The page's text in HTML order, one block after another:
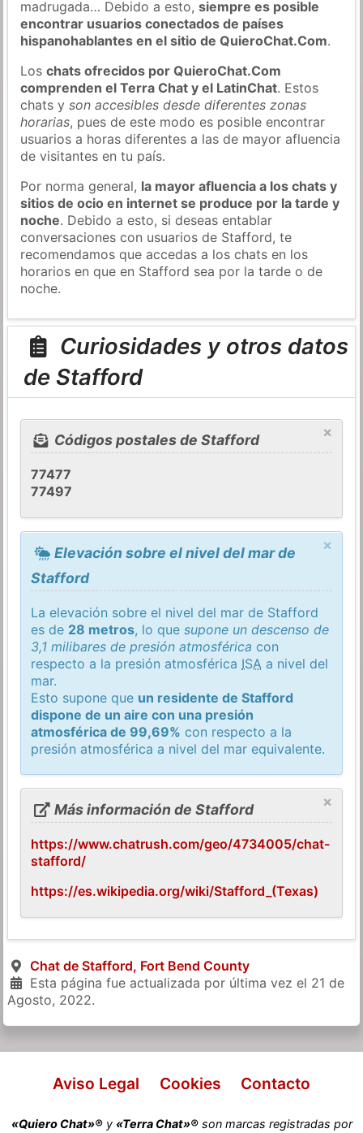
madrugada… Debido a esto,siempre es posible
encontrar usuarios conectados de países
hispanohablantes en el sitio de QuieroChat.Com.
Loschats ofrecidos por QuieroChat.Com
comprenden el Terra Chat y el LatinChat. Estos
chats yson accesibles desde diferentes zonas
horarias, pues de este modo es posible encontrar
usuarios a horas diferentes a las de mayor afluencia
de visitantes en tu país.
Por norma general, la mayor afluencia a los chats y
sitios de ocio en internet se produce por la tarde y
noche. Debido a esto, si deseas entablar
conversaciones con usuarios de Stafford, te
recomendamos que accedas a los chats en los
horarios en que en Stafford sea por la tarde o de
noche.
Curiosidades y otros datos
de Stafford
×
Códigos postales de Stafford
77477
77497
×
Elevación sobre el nivel del mar de
Stafford
La elevación sobre el nivel del mar de Stafford
es de 28 metros, lo quesupone un descenso de
3,1 milibares de presión atmosférica con
respecto a la presión atmosférica ISA a nivel del
mar.
Esto supone que un residente de Stafford
dispone de un aire con una presión
atmosférica de 99,69% con respecto a la
presión atmosférica a nivel del mar equivalente.
×
Más información de Stafford
https://www.chatrush.com/geo/4734005/chat-
stafford/
https://es.wikipedia.org/wiki/Stafford_(Texas)
Chat de Stafford, Fort Bend County
Esta página fue actualizada por última vez el 21 de
Agosto, 2022.
Aviso Legal Cookies Contacto
«Quiero Chat»®y «Terra Chat»®son marcas registradas por